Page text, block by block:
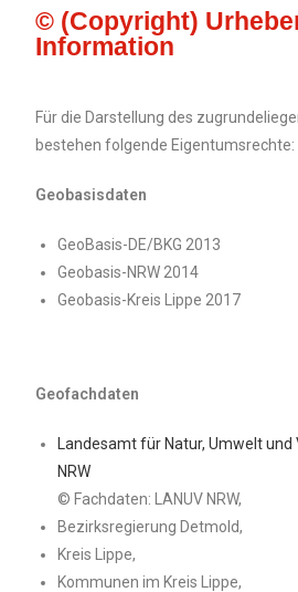
© (Copyright)
Information
Für die Darstellung des
bestehen folgende Eigentumsrechte:
Geobasisdaten
GeoBasis-DE/BKG 2013
Geobasis-NRW 2014
Geobasis-Kreis Lippe 2017
Geofachdaten
Landesamt für Natur, Umwelt
NRW
© Fachdaten: LANUV NRW,
Bezirksregierung Detmold,
Kreis Lippe,
Kommunen im Kreis Lippe,